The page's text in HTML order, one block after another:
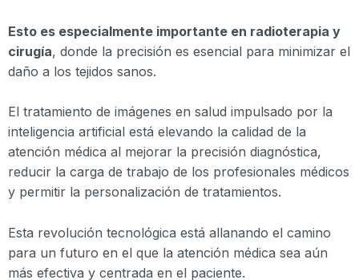
Esto es especialmente importante en radioterapia y
cirugía, donde la precisión es esencial para minimizar el
daño a los tejidos sanos.
El tratamiento de imágenes en salud impulsado por la
inteligencia artificial está elevando la calidad de la
atención médica al mejorar la precisión diagnóstica,
reducir la carga de trabajo de los profesionales médicos
y permitir la personalización de tratamientos.
Esta revolución tecnológica está allanando el camino
para un futuro en el que la atención médica sea aún
más efectiva y centrada en el paciente.